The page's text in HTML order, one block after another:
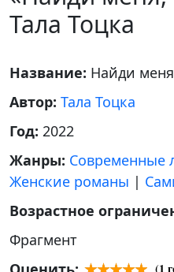
Тала Тоцка
Название: Найди
Автор: Тала Тоцка
Год: 2022
Жанры: Современные
Женские романы |
Возрастное
Фрагмент
(1